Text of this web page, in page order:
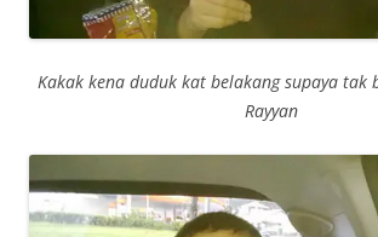
Kakak kena duduk kat belakang supaya tak
Rayyan